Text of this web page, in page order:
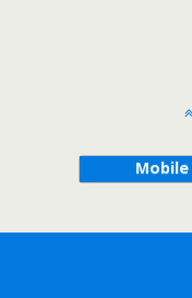
Mobile